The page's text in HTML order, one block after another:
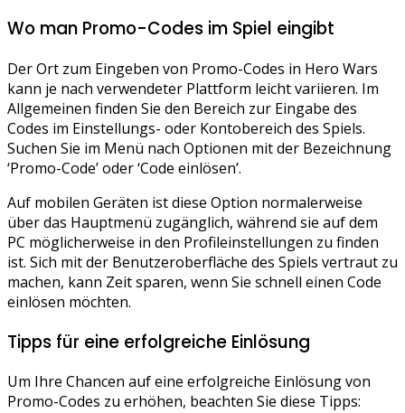
Wo man Promo-Codes im Spiel eingibt
Der Ort zum Eingeben von Promo-Codes in Hero Wars
kann je nach verwendeter Plattform leicht variieren. Im
Allgemeinen finden Sie den Bereich zur Eingabe des
Codes im Einstellungs- oder Kontobereich des Spiels.
Suchen Sie im Menü nach Optionen mit der Bezeichnung
‘Promo-Code’ oder ‘Code einlösen’.
Auf mobilen Geräten ist diese Option normalerweise
über das Hauptmenü zugänglich, während sie auf dem
PC möglicherweise in den Profileinstellungen zu finden
ist. Sich mit der Benutzeroberfläche des Spiels vertraut zu
machen, kann Zeit sparen, wenn Sie schnell einen Code
einlösen möchten.
Tipps für eine erfolgreiche Einlösung
Um Ihre Chancen auf eine erfolgreiche Einlösung von
Promo-Codes zu erhöhen, beachten Sie diese Tipps: